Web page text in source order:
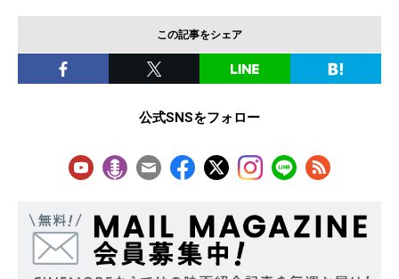
この記事をシェア
公式SNSをフォロー